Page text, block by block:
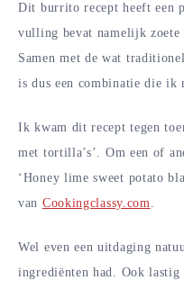
Dit burrito recept heeft een
vulling bevat namelijk zoete
Samen met de wat
is dus een combinatie die ik
Ik kwam dit recept tegen
met tortilla’s’. Om een of
‘Honey lime sweet potato
van Cookingclassy.com.
Wel even een uitdaging
ingrediënten had. Ook lastig